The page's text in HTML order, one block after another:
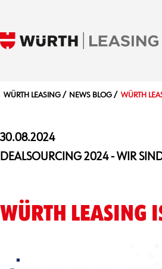
WÜRTH LEASING NEWS BLOG WÜRTH
30.08.2024
DEALSOURCING 2024 - WIR
WÜRTH LEASING